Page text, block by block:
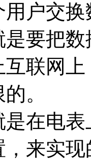
户交
是要把
互联网
。
在电
来实现